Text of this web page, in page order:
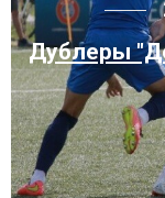
Дублеры